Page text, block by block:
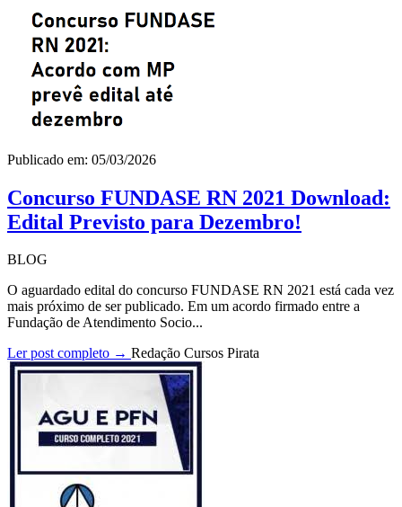
Publicado em: 05/03/2026
Concurso FUNDASE RN 2021 Download:
Edital Previsto para Dezembro!
BLOG
O aguardado edital do concurso FUNDASE RN 2021 está cada vez
mais próximo de ser publicado. Em um acordo firmado entre a
Fundação de Atendimento Socio...
Ler post completo → Redação Cursos Pirata